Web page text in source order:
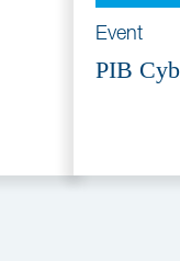
Event
PIB